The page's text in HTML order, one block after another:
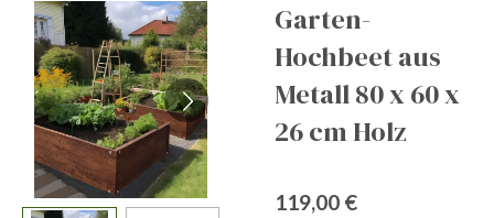
Garten-
Hochbeet aus
Metall 80 x 60 x
26 cm Holz
119,00 €